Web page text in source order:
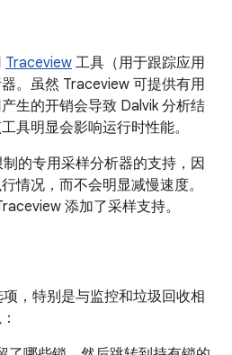
Traceview 工具（用于跟踪应用
。虽然 Traceview 可提供有用
生的开销会导致 Dalvik 分析结
具明显会影响运行时性能。
的专用采样分析器的支持，因
情况，而不会明显减慢速度。
添加了采样支持。
，特别是与监控和垃圾回收相